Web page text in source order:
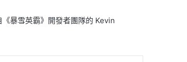
暴雪英霸》開發者團隊的 Kevin